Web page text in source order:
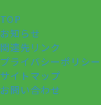
TOP
お知らせ
関連先リンク
プライバシーポリシー
サイトマップ
お問い合わせ